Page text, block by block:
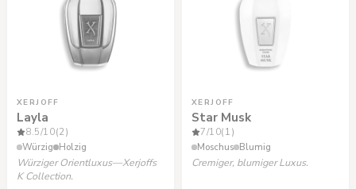
XERJOFF
Layla
8.5/10(2)
Würzig Holzig
Würziger Orientluxus—Xerjoffs
K Collection.
XERJOFF
Star Musk
7/10(1)
Moschus Blumig
Cremiger, blumiger Luxus.